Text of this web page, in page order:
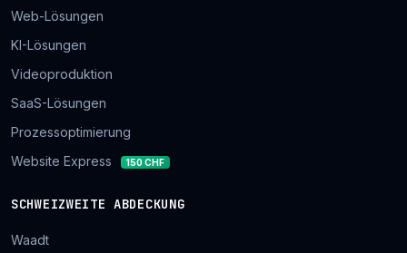
Web-Lösungen
KI-Lösungen
Videoproduktion
SaaS-Lösungen
Prozessoptimierung
Website Express
150 CHF
SCHWEIZWEITE ABDECKUNG
Waadt